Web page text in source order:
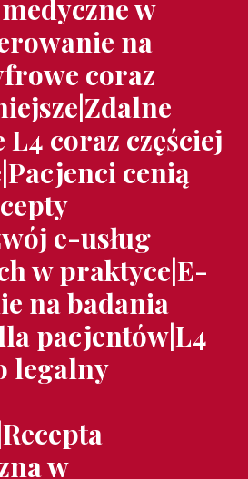
w
na
coraz
coraz częściej
cenią
e-usług
w praktyce|E-
na badania
pacjentów|L4
legalny
w